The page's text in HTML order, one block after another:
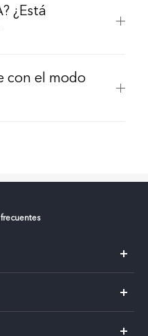
¿Está
con el modo